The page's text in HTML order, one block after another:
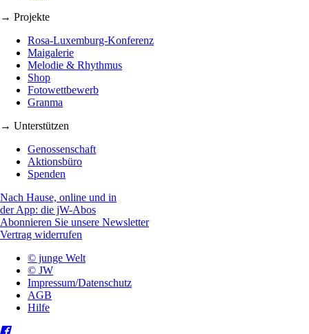
→ Projekte
Rosa-Luxemburg-Konferenz
Maigalerie
Melodie & Rhythmus
Shop
Fotowettbewerb
Granma
→ Unterstützen
Genossenschaft
Aktionsbüro
Spenden
Nach Hause, online und in
der App: die jW-Abos
Abonnieren Sie unsere Newsletter
Vertrag widerrufen
© junge Welt
© JW
Impressum/Datenschutz
AGB
Hilfe